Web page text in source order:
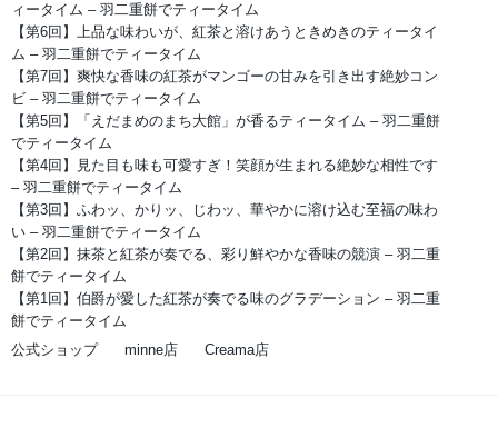
ィータイム – 羽二重餅でティータイム
【第6回】上品な味わいが、紅茶と溶けあうときめきのティータイ
ム – 羽二重餅でティータイム
【第7回】爽快な香味の紅茶がマンゴーの甘みを引き出す絶妙コン
ビ – 羽二重餅でティータイム
【第5回】「えだまめのまち大館」が香るティータイム – 羽二重餅
でティータイム
【第4回】見た目も味も可愛すぎ！笑顔が生まれる絶妙な相性です
– 羽二重餅でティータイム
【第3回】ふわッ、かりッ、じわッ、華やかに溶け込む至福の味わ
い – 羽二重餅でティータイム
【第2回】抹茶と紅茶が奏でる、彩り鮮やかな香味の競演 – 羽二重
餅でティータイム
【第1回】伯爵が愛した紅茶が奏でる味のグラデーション – 羽二重
餅でティータイム
公式ショップ
minne店 Creama店